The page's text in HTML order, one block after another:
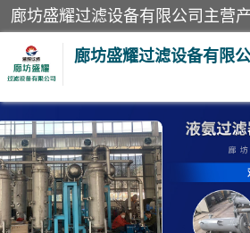
廊坊盛耀过滤设备有限
二氧化碳过滤器 过
液氨氨气过滤器 沼